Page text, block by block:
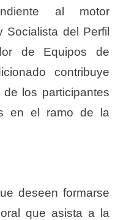
al motor
Socialista del Perfil
de Equipos de
contribuye
los participantes
en el ramo de la
deseen formarse
que asista a la